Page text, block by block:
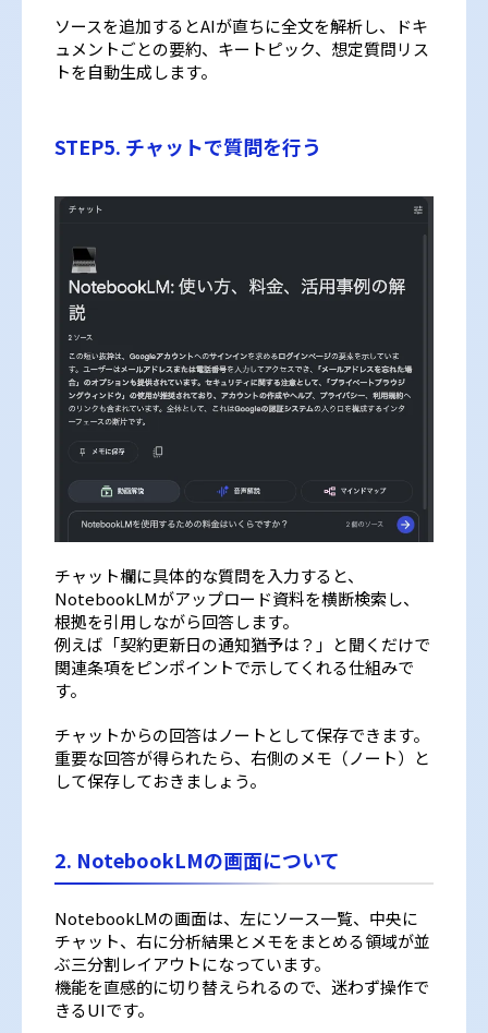
ソースを追加するとAIが直ちに全文を解析し、ドキ
ュメントごとの要約、キートピック、想定質問リス
トを自動生成します。
STEP5. チャットで質問を行う
チャット欄に具体的な質問を入力すると、
NotebookLMがアップロード資料を横断検索し、
根拠を引用しながら回答します。
例えば「契約更新日の通知猶予は？」と聞くだけで
関連条項をピンポイントで示してくれる仕組みで
す。
チャットからの回答はノートとして保存できます。
重要な回答が得られたら、右側のメモ（ノート）と
して保存しておきましょう。
2. NotebookLMの画面について
NotebookLMの画面は、左にソース一覧、中央に
チャット、右に分析結果とメモをまとめる領域が並
ぶ三分割レイアウトになっています。
機能を直感的に切り替えられるので、迷わず操作で
きるUIです。